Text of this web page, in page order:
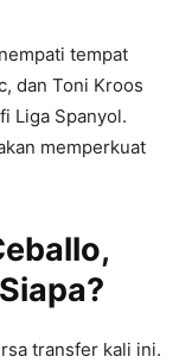
tempat
dan Toni Kroos
Liga Spanyol.
memperkuat
transfer kali ini.